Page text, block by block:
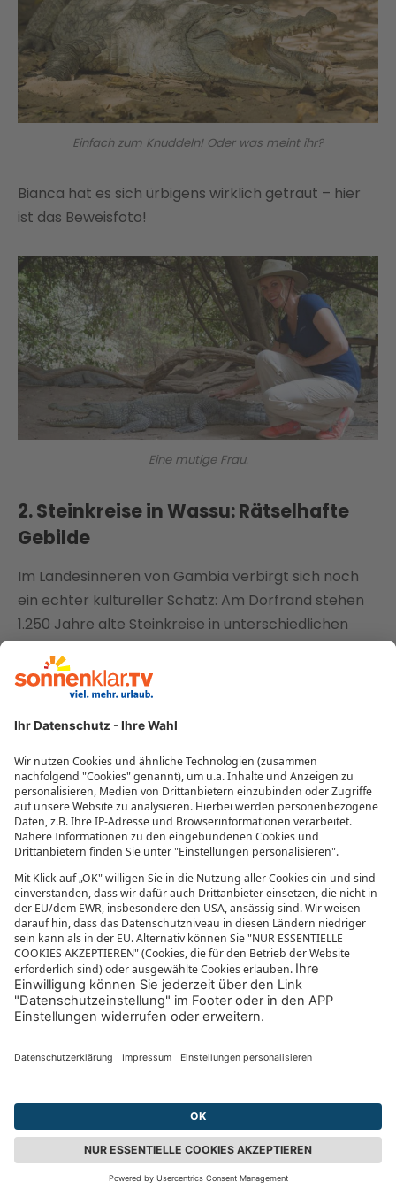
Einfach zum Knuddeln! Oder was meint ihr?
Bianca hat es sich ürbigens wirklich getraut – hier
ist das Beweisfoto!
Eine mutige Frau.
2. Steinkreise in Wassu: Rätselhafte
Gebilde
Im Landesinneren von Gambia verbirgt sich noch
ein echter kultureller Schatz: Am Dorfrand stehen
1.250 Jahre alte Steinkreise in unterschiedlichen
Größen. Sie bestehen aus Lateritbrocken – einige
von ihnen bringen bis zu zehn Tonnen auf die
Waage! Allerdings ist nicht ganz klar, was es damit
auf sich hat, wobei der Verdacht nahe liegt, dass es
In Gambia findet ihr außerdem noch weitere
Steinkreise in Kerr Batch, Kau-ur, Nioro Kunda und
Dingarai. Alle Megalith-Zirkel bestehen aus zehn bis
24 Einzelsteinen. Teilweise wurden die Kreise
nebeneinander an einer Nord-Süd-Achse
ausgerichtet. Auf einigen der Megalithen liegen
Haufen von kleinen Steinen. Den Ursprung dessen
kennt man allerdings: Es heißt, dass sich
demjenigen ein Wunsch erfüllt, der einen Stein auf
einen der Brocken legt.